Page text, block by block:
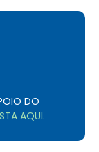
DO
AQUI.